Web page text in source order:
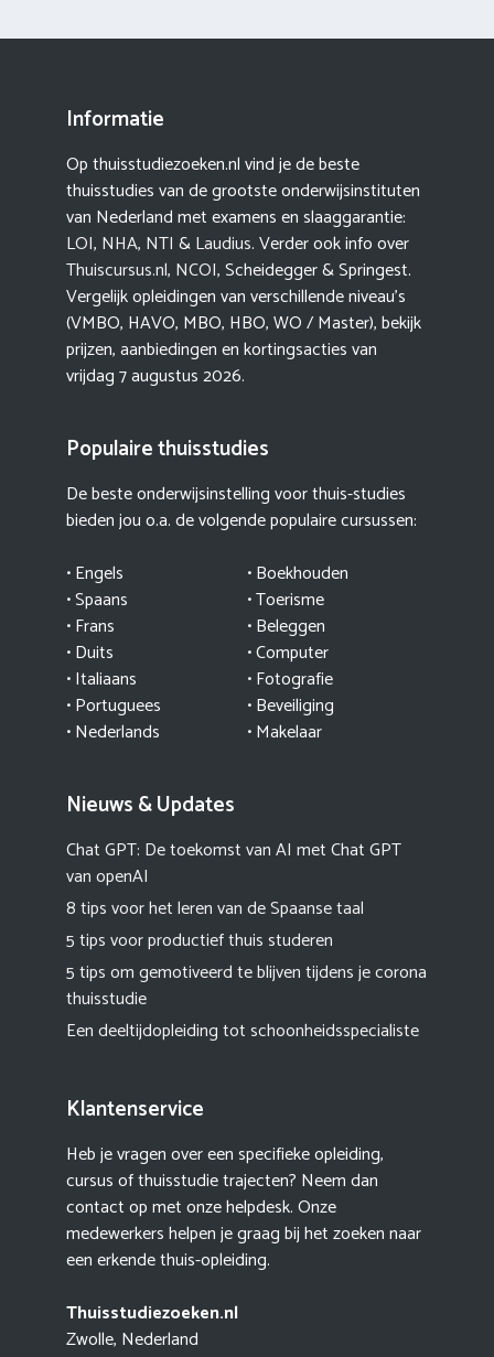
Informatie
Op thuisstudiezoeken.nl vind je de beste
thuisstudies van de grootste onderwijsinstituten
van Nederland met examens en slaaggarantie:
LOI, NHA, NTI &Laudius. Verder ook info over
Thuiscursus.nl, NCOI, Scheidegger & Springest.
Vergelijk opleidingen van verschillende niveau’s
(VMBO, HAVO, MBO, HBO, WO / Master), bekijk
prijzen, aanbiedingen en kortingsacties van
vrijdag 7 augustus 2026.
Populaire thuisstudies
De beste onderwijsinstelling voor thuis-studies
bieden jou o.a. de volgende populaire cursussen:
• Engels
• Spaans
• Frans
• Duits
• Italiaans
• Portuguees
• Nederlands
• Boekhouden
• Toerisme
• Beleggen
• Computer
• Fotografie
• Beveiliging
• Makelaar
Nieuws & Updates
Chat GPT: De toekomst van AI met Chat GPT
van openAI
8 tips voor het leren van de Spaanse taal
5 tips voor productief thuis studeren
5 tips om gemotiveerd te blijven tijdens je corona
thuisstudie
Een deeltijdopleiding tot schoonheidsspecialiste
Klantenservice
Heb je vragen over een specifieke opleiding,
cursus of thuisstudie trajecten? Neem dan
contact op met onze helpdesk. Onze
medewerkers helpen je graag bij het zoeken naar
een erkende thuis-opleiding.
Thuisstudiezoeken.nl
Zwolle, Nederland